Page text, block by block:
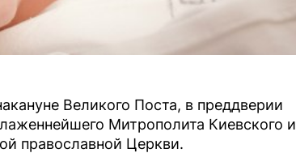
Великого Поста, в преддверии
Митрополита Киевского и
православной Церкви.